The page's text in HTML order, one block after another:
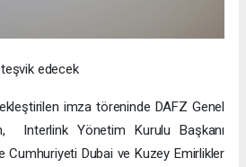
teşvik edecek
imza töreninde DAFZ Genel
Interlink Yönetim Kurulu Başkanı
Cumhuriyeti Dubai ve Kuzey Emirlikler